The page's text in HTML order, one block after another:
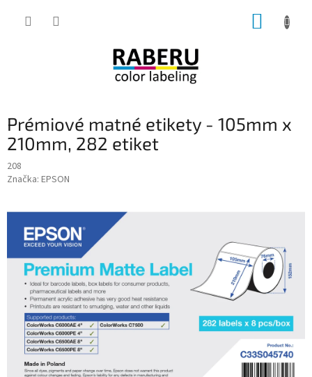
Prémiové matné etikety - 105mm x
210mm, 282 etiket
208
Značka: EPSON